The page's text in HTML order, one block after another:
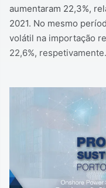
aumentaram 22,3%,
2021. No mesmo
volátil na importação
22,6%, respetivamente.